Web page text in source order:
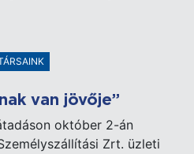
van jövője”
október 2-án
Zrt. üzleti